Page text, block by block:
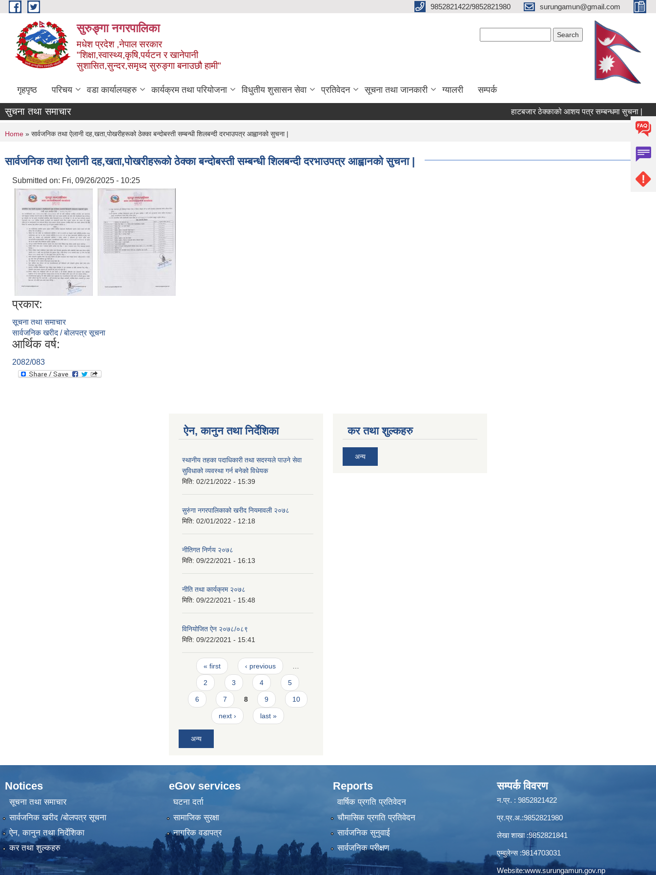
Skip to main content 9852821422/9852821980 surungamun@gmail.com
सुरुङ्‍गा नगरपालिका
मधेश प्रदेश ,नेपाल सरकार
"शिक्षा,स्वास्थ्य,कृषि,पर्यटन र खानेपानी
सुशासित,सुन्दर,समृध्द सुरुङ्गा बनाउछौ हामी"
गृहपृष्ठ परिचय वडा कार्यालयहरु कार्यक्रम तथा परियोजना विधुतीय शुसासन सेवा प्रतिवेदन सूचना तथा जानकारी ग्यालरी सम्पर्क
सुचना तथा समाचार हाटबजार ठेक्काको आशय पत्र सम्बन्धमा सुचना |
You are here
Home » सार्वजनिक तथा ऐलानी दह,खता,पोखरीहरूको ठेक्का बन्दोबस्ती सम्बन्धी शिलबन्दी दरभाउपत्र आह्वानको सुचना |
सार्वजनिक तथा ऐलानी दह,खता,पोखरीहरूको ठेक्का बन्दोबस्ती सम्बन्धी शिलबन्दी दरभाउपत्र आह्वानको सुचना |
Submitted on: Fri, 09/26/2025 - 10:25
प्रकार:
सूचना तथा समाचार
सार्वजनिक खरीद / बोलपत्र सूचना
आर्थिक वर्ष:
2082/083
ऐन, कानुन तथा निर्देशिका
स्थानीय तहका पदाधिकारी तथा सदस्यले पाउने सेवा
सुविधाको व्यवस्था गर्न बनेको विधेयक
मिति: 02/21/2022 - 15:39
सुरुंगा नगरपालिकाको खरीद नियमावली २०७८
मिति: 02/01/2022 - 12:18
नीतिगत निर्णय २०७८
मिति: 09/22/2021 - 16:13
नीति तथा कार्यक्रम २०७८
मिति: 09/22/2021 - 15:48
विनियोजित ऐन २०७८/०८९
मिति: 09/22/2021 - 15:41
Pages
« first ‹ previous …
2 3 4 5
6 7 8 9 10
next › last »
अन्य
कर तथा शुल्कहरु
अन्य
Notices
सूचना तथा समाचार
सार्वजनिक खरीद /बोलपत्र सूचना
ऐन, कानुन तथा निर्देशिका
कर तथा शुल्कहरु
eGov services
घटना दर्ता
सामाजिक सुरक्षा
नागरिक वडापत्र
Reports
वार्षिक प्रगति प्रतिवेदन
चौमासिक प्रगति प्रतिवेदन
सार्वजनिक सुनुवाई
सार्वजनिक परीक्षण
सम्पर्क विवरण
न.प्र. : 9852821422
प्र.प्र.अ.:9852821980
लेखा शाखा :9852821841
एम्बुलेन्स :9814703031
Website:www.surungamun.gov.np